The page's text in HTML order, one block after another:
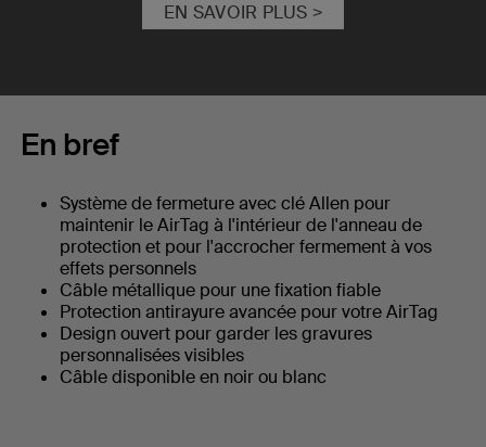
EN SAVOIR PLUS >
En bref
Système de fermeture avec clé Allen pour
maintenir le AirTag à l'intérieur de l'anneau de
protection et pour l'accrocher fermement à vos
effets personnels
Câble métallique pour une fixation fiable
Protection antirayure avancée pour votre AirTag
Design ouvert pour garder les gravures
personnalisées visibles
Câble disponible en noir ou blanc